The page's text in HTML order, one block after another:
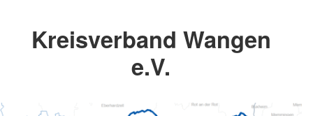
Kreisverband Wangen
e.V.